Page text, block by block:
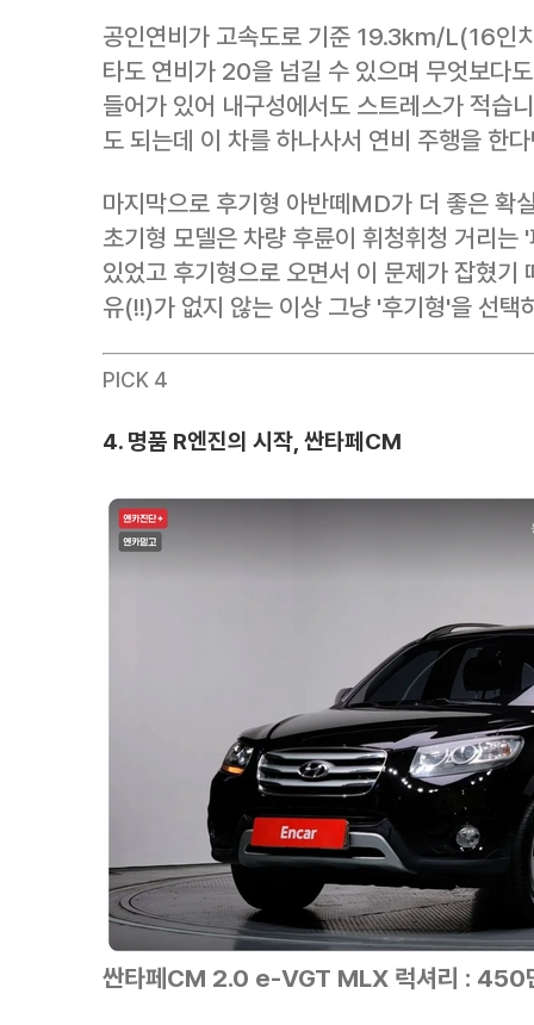
공인연비가 고속도로 기준 19.3km/L(16인
타도 연비가 20을 넘길 수 있으며 무엇보다
들어가 있어 내구성에서도 스트레스가 적습
도 되는데 이 차를 하나사서 연비 주행을 한
마지막으로 후기형 아반떼MD가 더 좋은 확
초기형 모델은 차량 후륜이 휘청휘청 거리
있었고 후기형으로 오면서 이 문제가 잡혔기
유(!!)가 없지 않는 이상 그냥 '후기형'을 선택
PICK 4
4. 명품 R엔진의 시작, 싼타페CM
싼타페CM 2.0 e-VGT MLX 럭셔리 : 450